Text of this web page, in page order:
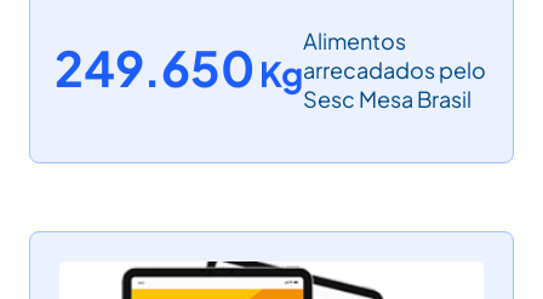
Alimentos
arrecadados pelo
Sesc Mesa Brasil
249.650 Kg